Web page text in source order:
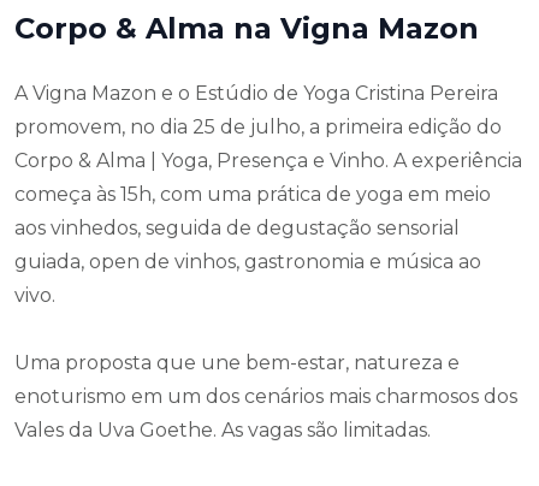
Corpo & Alma na Vigna Mazon
A Vigna Mazon e o Estúdio de Yoga Cristina Pereira
promovem, no dia 25 de julho, a primeira edição do
Corpo & Alma | Yoga, Presença e Vinho. A experiência
começa às 15h, com uma prática de yoga em meio
aos vinhedos, seguida de degustação sensorial
guiada, open de vinhos, gastronomia e música ao
vivo.
Uma proposta que une bem-estar, natureza e
enoturismo em um dos cenários mais charmosos dos
Vales da Uva Goethe. As vagas são limitadas.